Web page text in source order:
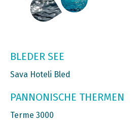
BLEDER SEE
Sava Hoteli Bled
PANNONISCHE THERMEN
Terme 3000